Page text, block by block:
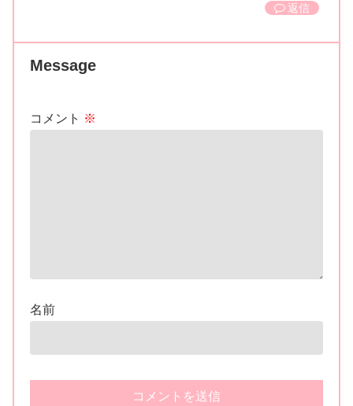
返信
Message
コメント ※
名前